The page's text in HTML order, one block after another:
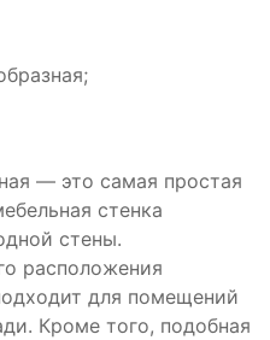
— это самая простая
стенка
стены.
расположения
для помещений
Кроме того, подобная